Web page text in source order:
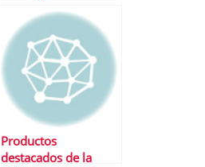
Productos
destacados de la